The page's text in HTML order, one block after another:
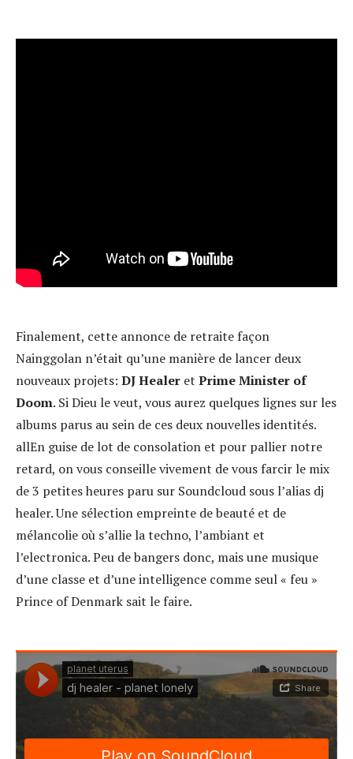
Finalement, cette annonce de retraite façon
Nainggolan n’était qu’une manière de lancer deux
nouveaux projets: DJHealer et Prime Minister of
Doom. Si Dieu le veut, vous aurez quelques lignes sur les
albums parus au sein de ces deux nouvelles identités.
allEn guise de lot de consolation et pour pallier notre
retard, on vous conseille vivement de vous farcir le mix
de 3 petites heures paru sur Soundcloud sous l’alias dj
healer. Une sélection empreinte de beauté et de
mélancolie où s’allie la techno, l’ambiant et
l’electronica. Peu de bangers donc, mais une musique
d’une classe et d’une intelligence comme seul « feu »
Prince of Denmark sait le faire.